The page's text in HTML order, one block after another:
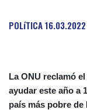
La FIFA
POLíTICA16.03.2022
La ONU reclamó
ayudar este año a
país más pobre de